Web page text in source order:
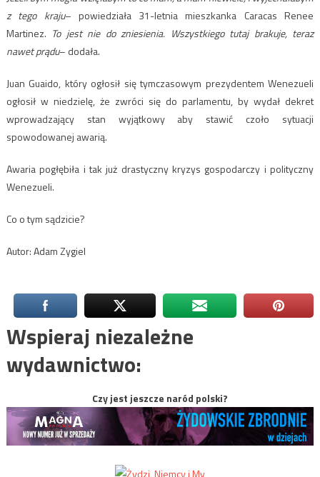
z tego kraju– powiedziała 31-letnia mieszkanka Caracas Renee
Martinez. To jest nie do zniesienia. Wszystkiego tutaj brakuje, teraz
nawet prądu– dodała.
Juan Guaido, który ogłosił się tymczasowym prezydentem Wenezueli
ogłosił w niedzielę, że zwróci się do parlamentu, by wydał dekret
wprowadzający stan wyjątkowy aby stawić czoło sytuacji
spowodowanej awarią.
Awaria pogłębiła i tak już drastyczny kryzys gospodarczy i polityczny
Wenezueli.
Co o tym sądzicie?
Autor: Adam Zygiel
Wspieraj niezależne
wydawnictwo:
Czy jest jeszcze naród polski?